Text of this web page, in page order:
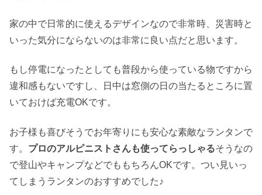
家の中で日常的に使えるデザインなので非常時、災害時と
いった気分にならないのは非常に良い点だと思います。
もし停電になったとしても普段から使っている物ですから
違和感もないですし、日中は窓側の日の当たるところに置
いておけば充電OKです。
お子様も喜びそうでお年寄りにも安心な素敵なランタンで
す。 プロのアルピニストさんも使ってらっしゃるそうなの
で登山やキャンプなどでももちろんOKです。つい見いっ
てしまうランタンのおすすめでした♪